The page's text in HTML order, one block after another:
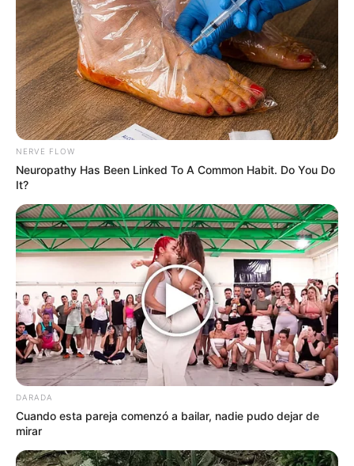
NERVE FLOW
Neuropathy Has Been Linked To A Common Habit. Do You Do
It?
DARADA
Cuando esta pareja comenzó a bailar, nadie pudo dejar de
mirar